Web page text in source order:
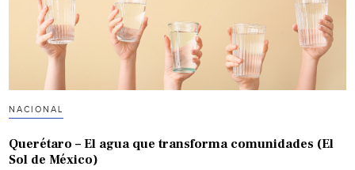
NACIONAL
Querétaro – El agua que transforma comunidades (El
Sol de México)